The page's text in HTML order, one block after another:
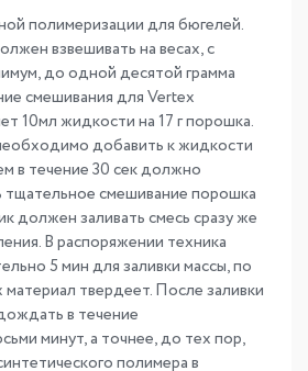
полимеризации для бюгелей.
взвешивать на весах, с
до одной десятой грамма
смешивания для Vertex
10мл жидкости на 17 г порошка.
добавить к жидкости
в течение 30 сек должно
тщательное смешивание порошка
должен заливать смесь сразу же
В распоряжении техника
5 мин для заливки массы, по
твердеет. После заливки
в течение
минут, а точнее, до тех пор,
полимера в